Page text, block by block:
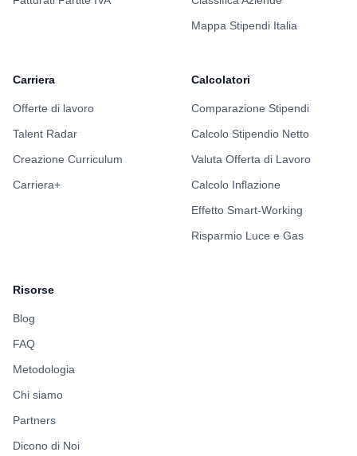
Mappa Stipendi Italia
Carriera
Offerte di lavoro
Talent Radar
Creazione Curriculum
Carriera+
Calcolatori
Comparazione Stipendi
Calcolo Stipendio Netto
Valuta Offerta di Lavoro
Calcolo Inflazione
Effetto Smart-Working
Risparmio Luce e Gas
Risorse
Blog
FAQ
Metodologia
Chi siamo
Partners
Dicono di Noi